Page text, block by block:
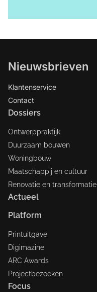
Nieuwsbrieven
Klantenservice
Contact
Dossiers
Ontwerppraktijk
Duurzaam bouwen
Woningbouw
Maatschappij en cultuur
Renovatie en transformatie
Actueel
Platform
Printuitgave
Digimazine
ARC Awards
Projectbezoeken
Focus